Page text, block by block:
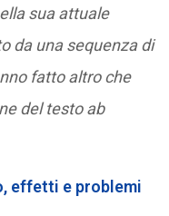
sua attuale
da una sequenza di
fatto altro che
del testo ab
effetti e problemi